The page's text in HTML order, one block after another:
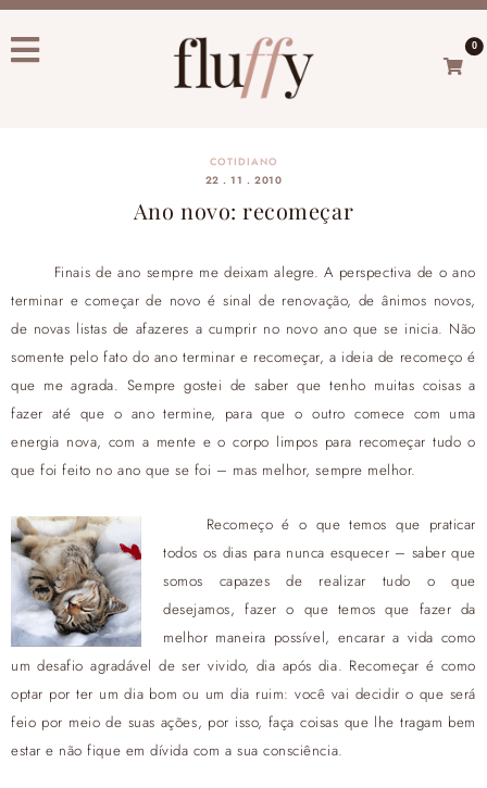
0
COTIDIANO
22 . 11 . 2010
Ano novo: recomeçar
Finais de ano sempre me deixam alegre. A perspectiva de o ano
terminar e começar de novo é sinal de renovação, de ânimos novos,
de novas listas de afazeres a cumprir no novo ano que se inicia. Não
somente pelo fato do ano terminar e recomeçar, a ideia de recomeço é
que me agrada. Sempre gostei de saber que tenho muitas coisas a
fazer até que o ano termine, para que o outro comece com uma
energia nova, com a mente e o corpo limpos para recomeçar tudo o
que foi feito no ano que se foi – mas melhor, sempre melhor.
Recomeço é o que temos que praticar
todos os dias para nunca esquecer – saber que
somos capazes de realizar tudo o que
desejamos, fazer o que temos que fazer da
melhor maneira possível, encarar a vida como
um desafio agradável de ser vivido, dia após dia. Recomeçar é como
optar por ter um dia bom ou um dia ruim: você vai decidir o que será
feio por meio de suas ações, por isso, faça coisas que lhe tragam bem
estar e não fique em dívida com a sua consciência.